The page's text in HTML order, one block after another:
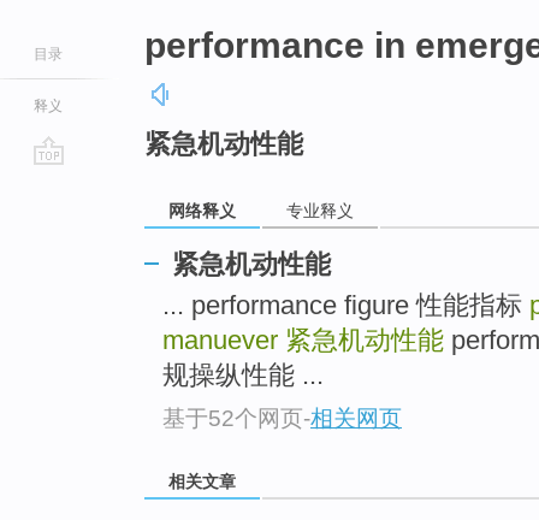
目录
释义
performance in
紧急机动性能
网络释义 专业释义
紧急机动性能
... performance figure 性能指标
manuever 紧急机动性能
规操纵性能 ...
基于52个网页-相关网页
相关文章